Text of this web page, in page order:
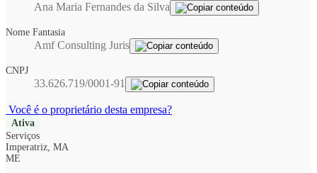
Ana Maria Fernandes da Silva
Nome Fantasia
Amf Consulting Juris
CNPJ
33.626.719/0001-91
Você é o proprietário desta empresa?
Ativa
Serviços
Imperatriz, MA
ME